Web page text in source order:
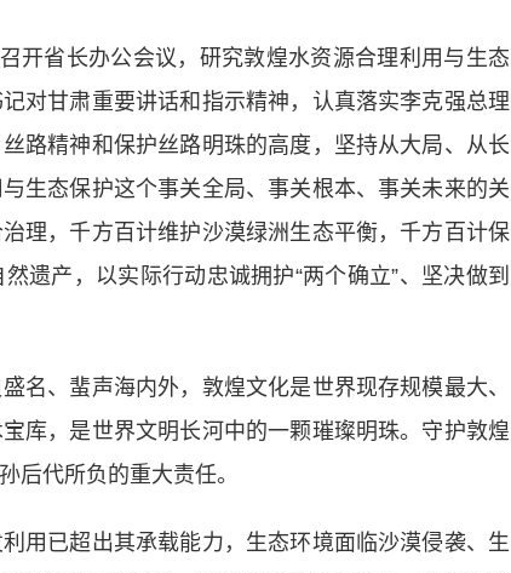
省长办公会议，研究敦煌水资源合理利用与生态
对甘肃重要讲话和指示精神，认真落实李克强总理
路精神和保护丝路明珠的高度，坚持从大局、从长
生态保护这个事关全局、事关根本、事关未来的关
理，千方百计维护沙漠绿洲生态平衡，千方百计保
遗产，以实际行动忠诚拥护“两个确立”、坚决做到
、蜚声海内外，敦煌文化是世界现存规模最大、
库，是世界文明长河中的一颗璀璨明珠。守护敦煌
后代所负的重大责任。
已超出其承载能力，生态环境面临沙漠侵袭、生